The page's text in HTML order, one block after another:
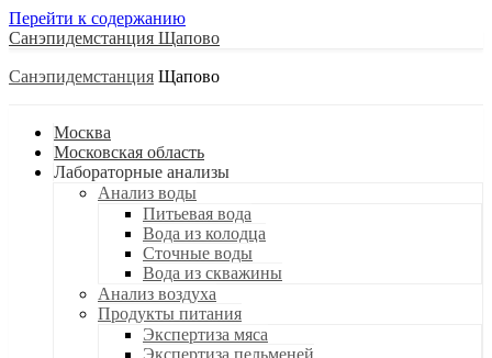
Перейти к содержанию
Санэпидемстанция
Санэпидемстанция
Москва
Московская область
Лабораторные анализы
Анализ воды
Питьевая вода
Вода из колодца
Сточные воды
Вода из скважины
Анализ воздуха
Продукты питания
Экспертиза мяса
Экспертиза пельменей